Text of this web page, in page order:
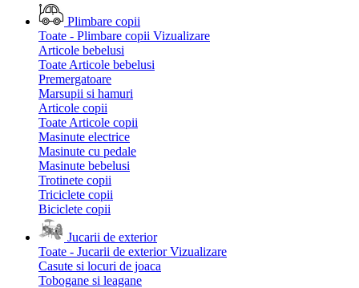
Plimbare copii
Toate - Plimbare copii Vizualizare
Articole bebelusi
Toate Articole bebelusi
Premergatoare
Marsupii si hamuri
Articole copii
Toate Articole copii
Masinute electrice
Masinute cu pedale
Masinute bebelusi
Trotinete copii
Triciclete copii
Biciclete copii
Jucarii de exterior
Toate - Jucarii de exterior Vizualizare
Casute si locuri de joaca
Tobogane si leagane